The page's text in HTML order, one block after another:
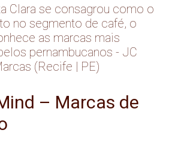
Clara se consagrou como o
no segmento de café, o
as marcas mais
pernambucanos - JC
(Recife | PE)
– Marcas de